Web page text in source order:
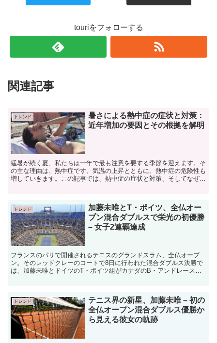
touriをフォローする
関連記事
トレンド
暑さによる熱中症の症状と対策：
近年増加の要因とその根拠を解明
猛暑が続く夏、私たちは一年で最も注意を要する季節を迎えます。そ
の主な理由は、熱中症です。気温の上昇とともに、熱中症の危険性も
増していきます。この記事では、熱中症の症状と対策、そしてなぜ近
トレンド
加藤未唯とT・ポイツ、全仏オー
プン混合ダブルスで栄光の初優勝
– 女子2連覇達成
フランスのパリで開催されるテニスのグランドスラム、全仏オープ
ン。そのレッドクレーのコートで8日に行われた混合ダブルス決勝で
は、加藤未唯とドイツのT・ポイツ組がカナダのB・アンドレースク
トレンド
テニス界の新星、加藤未唯 – 初の
全仏オープン混合ダブルス優勝か
ら見える彼女の軌跡